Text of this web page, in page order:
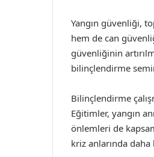
Yangın güvenliği,
hem de can
güvenliğinin
bilinçlendirme
Bilinçlendirme
Eğitimler, yangın
önlemleri de
kriz anlarında